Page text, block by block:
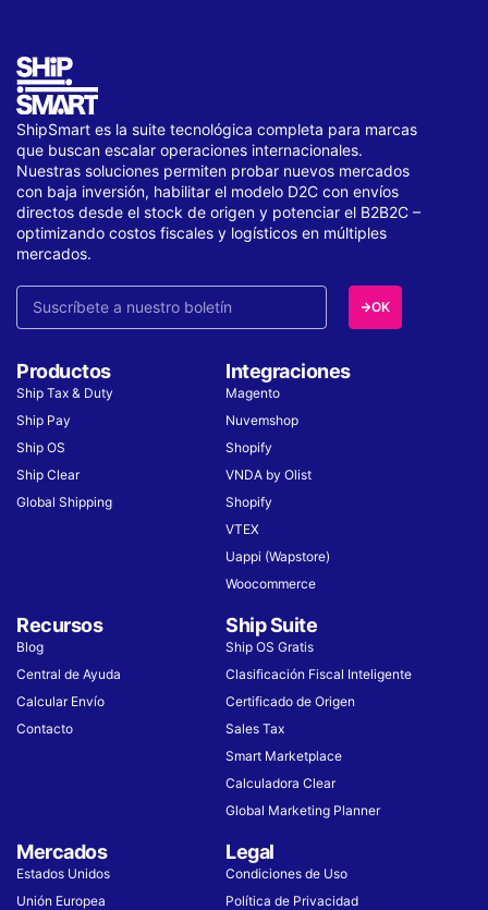
ShipSmart es la suite tecnológica completa para marcas
que buscan escalar operaciones internacionales.
Nuestras soluciones permiten probar nuevos mercados
con baja inversión, habilitar el modelo D2C con envíos
directos desde el stock de origen y potenciar el B2B2C –
optimizando costos fiscales y logísticos en múltiples
mercados.
OK
Productos
Ship Tax & Duty
Ship Pay
Ship OS
Ship Clear
Global Shipping
Integraciones
Magento
Nuvemshop
Shopify
VNDA by Olist
Shopify
VTEX
Uappi (Wapstore)
Woocommerce
Recursos
Blog
Central de Ayuda
Calcular Envío
Contacto
Ship Suite
Ship OS Gratis
Clasificación Fiscal Inteligente
Certificado de Origen
Sales Tax
Smart Marketplace
Calculadora Clear
Global Marketing Planner
Mercados
Estados Unidos
Unión Europea
Legal
Condiciones de Uso​
Política de Privacidad